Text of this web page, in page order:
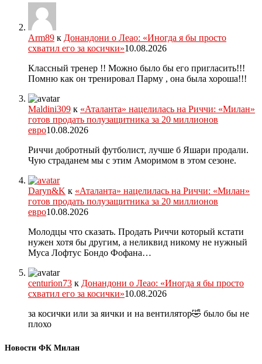
Arm89 к Донандони о Леао: «Иногда я бы просто
схватил его за косички»10.08.2026
Классный тренер !! Можно было бы его пригласить!!!
Помню как он тренировал Парму , она была хороша!!!
Maldini309 к «Аталанта» нацелилась на Риччи: «Милан»
готов продать полузащитника за 20 миллионов
евро10.08.2026
Риччи добротный футболист, лучше б Яшари продали.
Чую страданем мы с этим Аморимом в этом сезоне.
Daryn&K к «Аталанта» нацелилась на Риччи: «Милан»
готов продать полузащитника за 20 миллионов
евро10.08.2026
Молодцы что сказать. Продать Риччи который кстати
нужен хотя бы другим, а неликвид никому не нужный
Муса Лофтус Бондо Фофана…
centurion73 к Донандони о Леао: «Иногда я бы просто
схватил его за косички»10.08.2026
за косички или за яички и на вентилятор🤣 было бы не
плохо
Новости ФК Милан